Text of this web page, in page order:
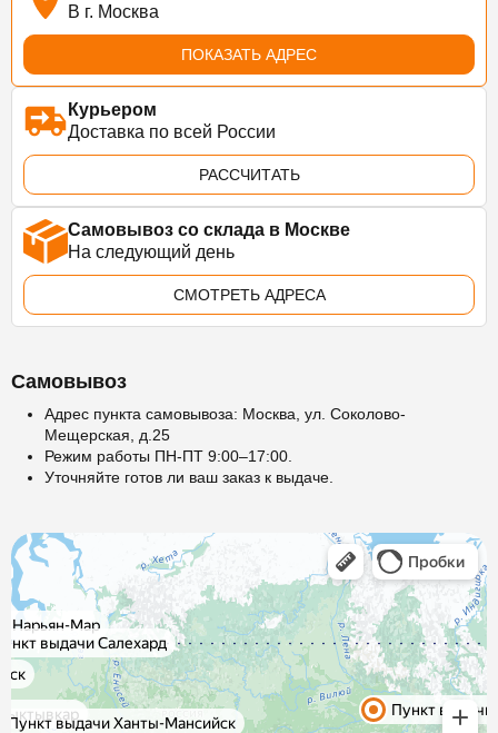
В г. Москва
ПОКАЗАТЬ АДРЕС
Курьером
Доставка по всей России
РАССЧИТАТЬ
Самовывоз со склада в Москве
На следующий день
СМОТРЕТЬ АДРЕСА
Самовывоз
Адрес пункта самовывоза: Москва, ул. Соколово-
Мещерская, д.25
Режим работы ПН-ПТ 9:00–17:00.
Уточняйте готов ли ваш заказ к выдаче.